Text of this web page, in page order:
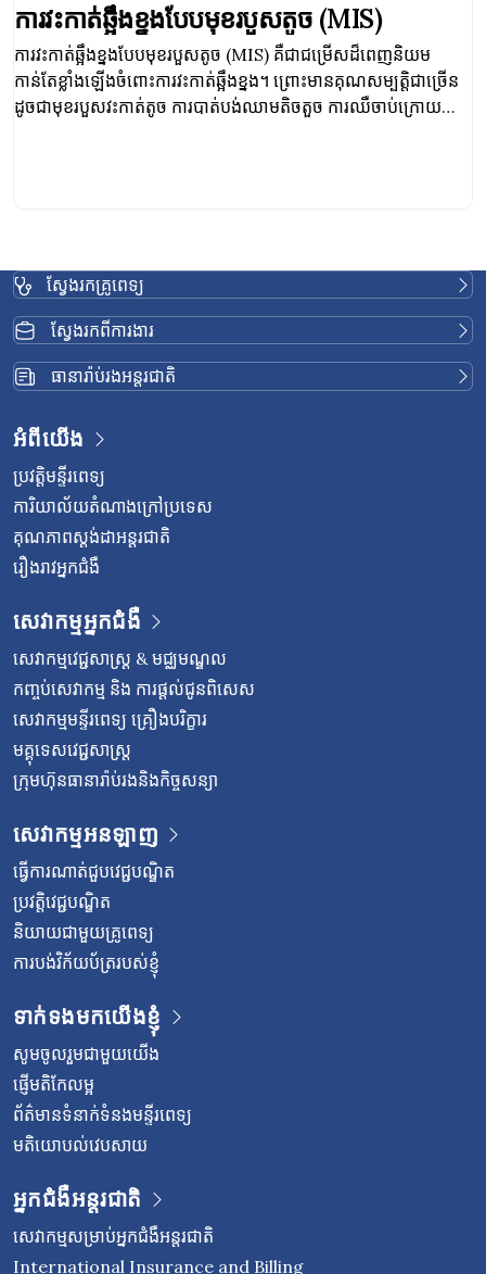
ការវះកាត់ឆ្អឹងខ្នងបែបមុខរបួសតូច (MIS)
ការវះកាត់ឆ្អឹងខ្នងបែបមុខរបួសតូច (MIS) គឺជាជម្រើសដ៏ពេញនិយម
កាន់តែខ្លាំងឡើងចំពោះការវះកាត់ឆ្អឹងខ្នង។ ព្រោះ​មាន​គុណសម្បត្តិ​ជាច្រើន​
ដូច​ជា​មុខ​របួស​វះកាត់​តូច ការបាត់បង់ឈាមតិចតួច ការឈឺចាប់ក្រោយ
ស្វែងរកគ្រូពេទ្យ
ស្វែងរកពីការងារ
ធានារ៉ាប់រងអន្តរជាតិ
អំពីយើង
ប្រវត្តិមន្ទីរពេទ្យ
ការិយាល័យតំណាងក្រៅប្រទេស
គុណភាពស្តង់ដាអន្តរជាតិ
រឿងរាវអ្នកជំងឺ
សេវាកម្មអ្នកជំងឺ
សេវាកម្មវេជ្ជសាស្រ្ត & មជ្ឈមណ្ឌល
កញ្ចប់សេវាកម្ម និង ការផ្តល់ជូនពិសេស
សេវាកម្មមន្ទីរពេទ្យ គ្រឿងបរិក្ខារ
មគ្គុទេសវេជ្ជសាស្ត្រ
ក្រុមហ៊ុនធានារ៉ាប់រងនិងកិច្ចសន្យា
សេវាកម្មអនឡាញ
ធ្វើការណាត់ជួបវេជ្ជបណ្ឌិត
ប្រវត្តិវេជ្ជបណ្ឌិត
និយាយជាមួយគ្រូពេទ្យ
ការបង់វិក័យប័ត្ររបស់ខ្ញុំ
ទាក់ទងមកយើងខ្ញុំ
សូមចូលរួមជាមួយយើង
ផ្ញើមតិកែលម្អ
ព័ត៌មានទំនាក់ទំនងមន្ទីរពេទ្យ
មតិយោបល់វេបសាយ
អ្នកជំងឺអន្តរជាតិ
សេវាកម្មសម្រាប់អ្នកជំងឺអន្តរជាតិ
International Insurance and Billing